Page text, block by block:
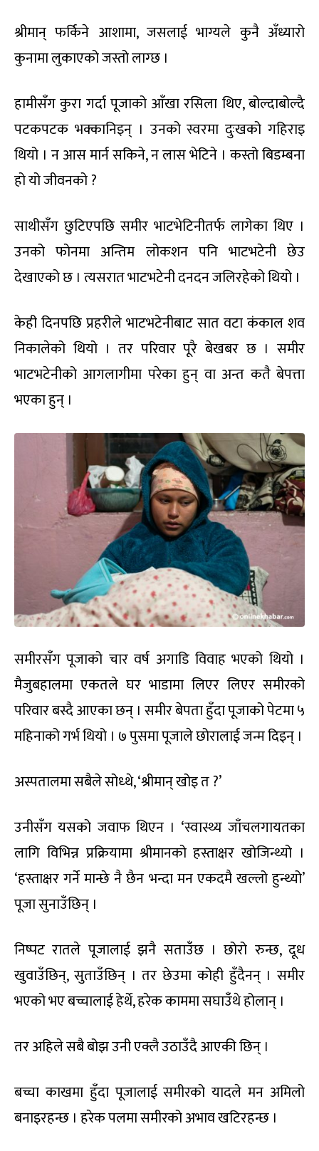
श्रीमान् फर्किने आशामा, जसलाई भाग्यले कुनै अँध्यारो
कुनामा लुकाएको जस्तो लाग्छ ।
हामीसँग कुरा गर्दा पूजाको आँखा रसिला थिए, बोल्दाबोल्दै
पटकपटक भक्कानिइन् । उनको स्वरमा दुःखको गहिराइ
थियो । न आस मार्न सकिने, न लास भेटिने । कस्तो बिडम्बना
हो यो जीवनको ?
साथीसँग छुटिएपछि समीर भाटभेटिनीतर्फ लागेका थिए ।
उनको फोनमा अन्तिम लोकशन पनि भाटभटेनी छेउ
देखाएको छ । त्यसरात भाटभटेनी दनदन जलिरहेको थियो ।
केही दिनपछि प्रहरीले भाटभटेनीबाट सात वटा कंकाल शव
निकालेको थियो । तर परिवार पूरै बेखबर छ । समीर
भाटभटेनीको आगलागीमा परेका हुन् वा अन्त कतै बेपत्ता
भएका हुन् ।
समीरसँग पूजाको चार वर्ष अगाडि विवाह भएको थियो ।
मैजुबहालमा एकतले घर भाडामा लिएर लिएर समीरको
परिवार बस्दै आएका छन् । समीर बेपता हुँदा पूजाको पेटमा ५
महिनाको गर्भ थियो । ७ पुसमा पूजाले छोरालाई जन्म दिइन् ।
अस्पतालमा सबैले सोध्थे, ‘श्रीमान् खोइ त ?’
उनीसँग यसको जवाफ थिएन । ‘स्वास्थ्य जाँचलगायतका
लागि विभिन्न प्रक्रियामा श्रीमानको हस्ताक्षर खोजिन्थ्यो ।
‘हस्ताक्षर गर्ने मान्छे नै छैन भन्दा मन एकदमै खल्लो हुन्थ्यो’
पूजा सुनाउँछिन् ।
निष्पट रातले पूजालाई झनै सताउँछ । छोरो रुन्छ, दूध
खुवाउँछिन्, सुताउँछिन् । तर छेउमा कोही हुँदैनन् । समीर
भएको भए बच्चालाई हेर्थे, हरेक काममा सघाउँथे होलान् ।
तर अहिले सबै बोझ उनी एक्लै उठाउँदै आएकी छिन् ।
बच्चा काखमा हुँदा पूजालाई समीरको यादले मन अमिलो
बनाइरहन्छ । हरेक पलमा समीरको अभाव खटिरहन्छ ।